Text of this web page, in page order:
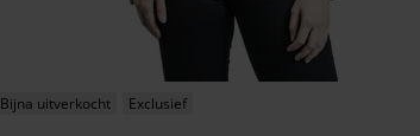
Bijna uitverkocht Exclusief